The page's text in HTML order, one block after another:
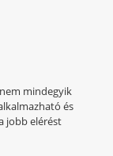
mindegyik
és
jobb elérést